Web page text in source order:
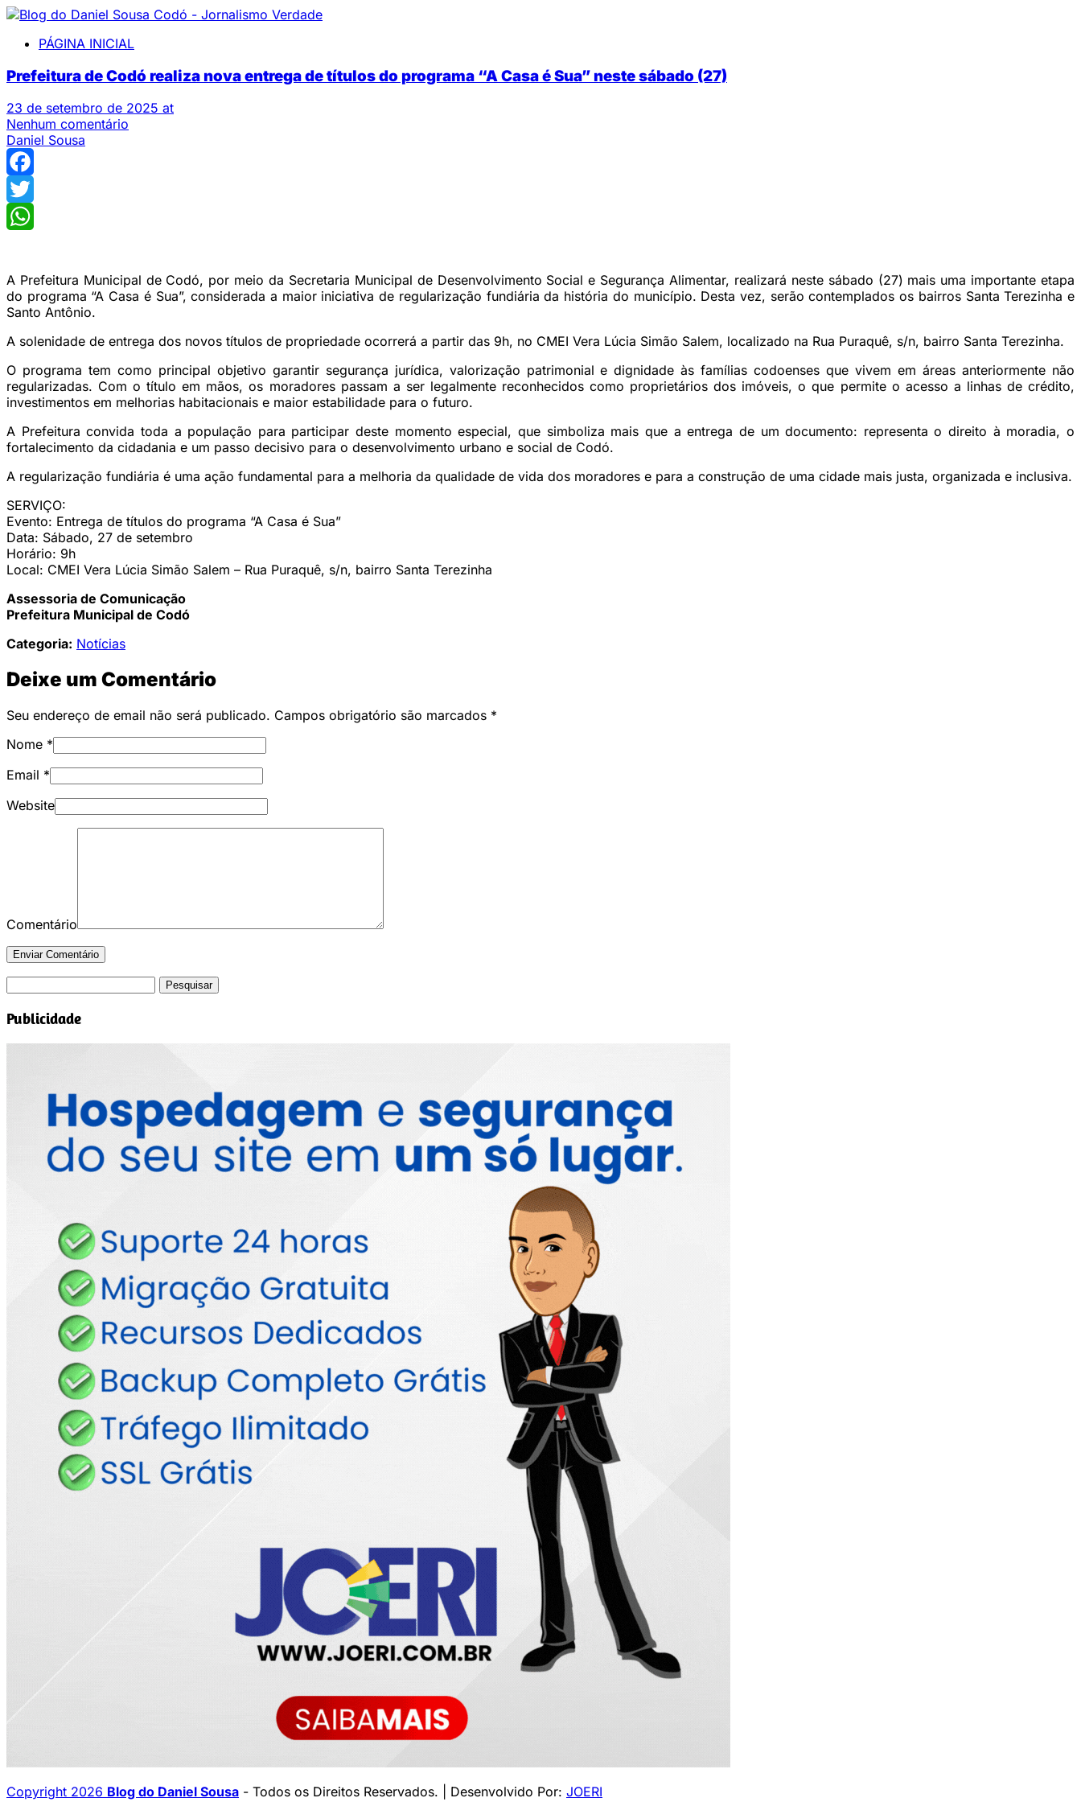
PÁGINA INICIAL
Prefeitura de Codó realiza nova entrega de títulos do programa “A Casa é Sua” neste sábado (27)
23 de setembro de 2025 at
Nenhum comentário
Daniel Sousa
Facebook
Twitter
A Prefeitura Municipal de Codó, por meio da Secretaria Municipal de Desenvolvimento Social e Segurança Alimentar, realizará neste sábado (27) mais uma importante etapa
do programa “A Casa é Sua”, considerada a maior iniciativa de regularização fundiária da história do município. Desta vez, serão contemplados os bairros Santa Terezinha e
Santo Antônio.
A solenidade de entrega dos novos títulos de propriedade ocorrerá a partir das 9h, no CMEI Vera Lúcia Simão Salem, localizado na Rua Puraquê, s/n, bairro Santa Terezinha.
O programa tem como principal objetivo garantir segurança jurídica, valorização patrimonial e dignidade às famílias codoenses que vivem em áreas anteriormente não
regularizadas. Com o título em mãos, os moradores passam a ser legalmente reconhecidos como proprietários dos imóveis, o que permite o acesso a linhas de crédito,
investimentos em melhorias habitacionais e maior estabilidade para o futuro.
A Prefeitura convida toda a população para participar deste momento especial, que simboliza mais que a entrega de um documento: representa o direito à moradia, o
fortalecimento da cidadania e um passo decisivo para o desenvolvimento urbano e social de Codó.
A regularização fundiária é uma ação fundamental para a melhoria da qualidade de vida dos moradores e para a construção de uma cidade mais justa, organizada e inclusiva.
SERVIÇO:
Evento: Entrega de títulos do programa “A Casa é Sua”
Data: Sábado, 27 de setembro
Horário: 9h
Local: CMEI Vera Lúcia Simão Salem – Rua Puraquê, s/n, bairro Santa Terezinha
Assessoria de Comunicação
Prefeitura Municipal de Codó
Categoria: Notícias
Deixe um Comentário
Seu endereço de email não será publicado. Campos obrigatório são marcados *
Nome *
Email *
Website
Comentário
Publicidade
Copyright 2026 Blog do Daniel Sousa - Todos os Direitos Reservados. | Desenvolvido Por: JOERI